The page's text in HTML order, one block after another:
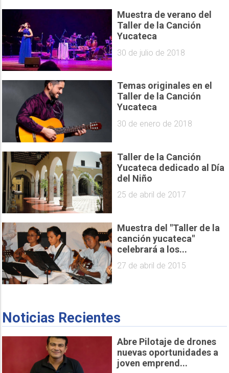
Muestra de verano del
Taller de la Canción
Yucateca
30 de julio de 2018
Temas originales en el
Taller de la Canción
Yucateca
30 de enero de 2018
Taller de la Canción
Yucateca dedicado al Día
del Niño
25 de abril de 2017
Muestra del "Taller de la
canción yucateca"
celebrará a los...
27 de abril de 2015
Noticias Recientes
Abre Pilotaje de drones
nuevas oportunidades a
joven emprend...